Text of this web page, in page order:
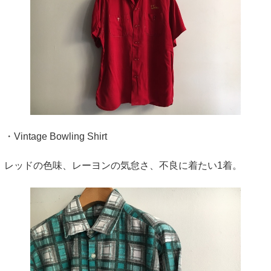
・Vintage Bowling Shirt
レッドの色味、レーヨンの気怠さ、不良に着たい1着。